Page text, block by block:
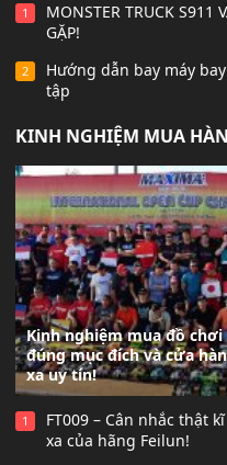
1
MONSTER TRUCK S911
GẶP!
2
Hướng dẫn bay máy
tập
KINH NGHIỆM MUA
Kinh nghiệm mua đồ chơi
đúng mục đích và cửa
xa uy tín!
1
FT009 – Cân nhắc thật
xa của hãng Feilun!